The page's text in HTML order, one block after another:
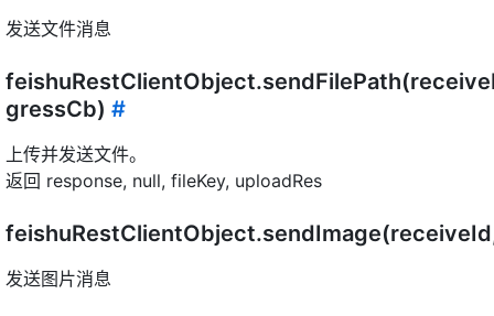
发送文件消息
gressCb) #
上传并发送文件。
返回 response, null, fileKey, uploadRes
发送图片消息